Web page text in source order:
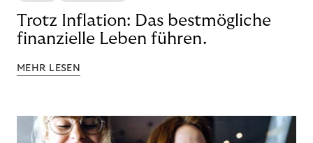
Trotz Inflation: Das bestmögliche
finanzielle Leben führen.
MEHR LESEN